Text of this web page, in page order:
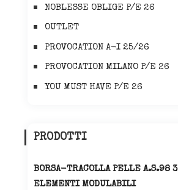
NOBLESSE OBLIGE P/E 26
OUTLET
PROVOCATION A-I 25/26
PROVOCATION MILANO P/E 26
YOU MUST HAVE P/E 26
PRODOTTI
BORSA-TRACOLLA PELLE A.S.98 3
ELEMENTI MODULABILI